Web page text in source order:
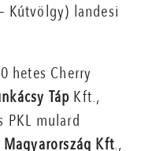
Kútvölgy) landesi
hetes Cherry
Táp Kft.,
PKL mulard
Magyarország Kft.,